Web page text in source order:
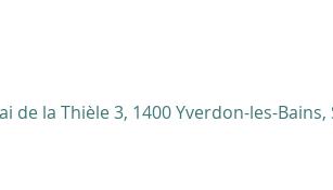
de la Thièle 3, 1400 Yverdon-les-Bains,